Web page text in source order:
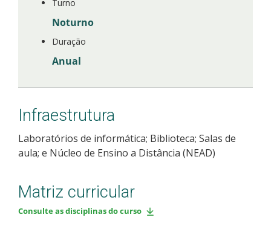
Turno
Noturno
Duração
Anual
Infraestrutura
Laboratórios de informática; Biblioteca; Salas de
aula; e Núcleo de Ensino a Distância (NEAD)
Matriz curricular
Consulte as disciplinas do curso